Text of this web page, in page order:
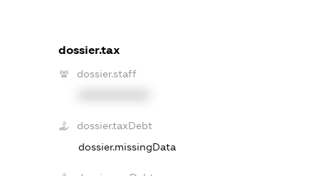
dossier.tax
dossier.staff
dossier.taxDebt
dossier.missingData